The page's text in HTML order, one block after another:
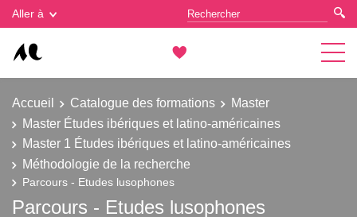
Aller à
Accueil Catalogue des formations
Master
Master Études ibériques et latino-américaines
Master 1 Études ibériques et latino-américaines
Méthodologie de la recherche
Parcours - Etudes lusophones
Parcours - Etudes lusophones
Gestion des cookies